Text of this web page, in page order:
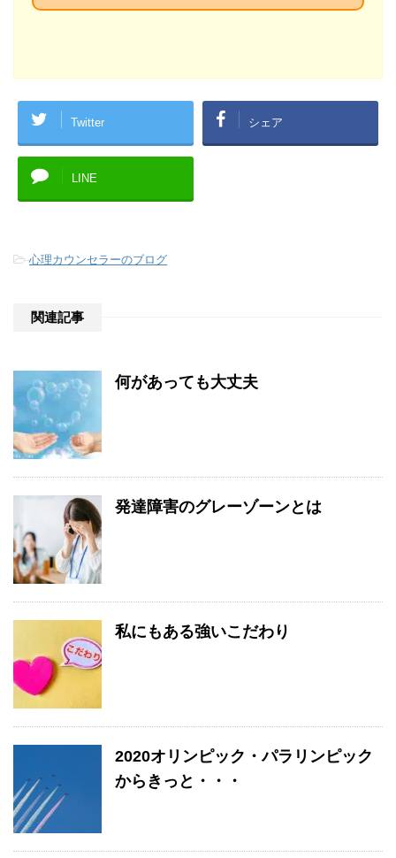
Twitter シェア
LINE
-心理カウンセラーのブログ
関連記事
何があっても大丈夫
発達障害のグレーゾーンとは
私にもある強いこだわり
2020オリンピック・パラリンピック
からきっと・・・